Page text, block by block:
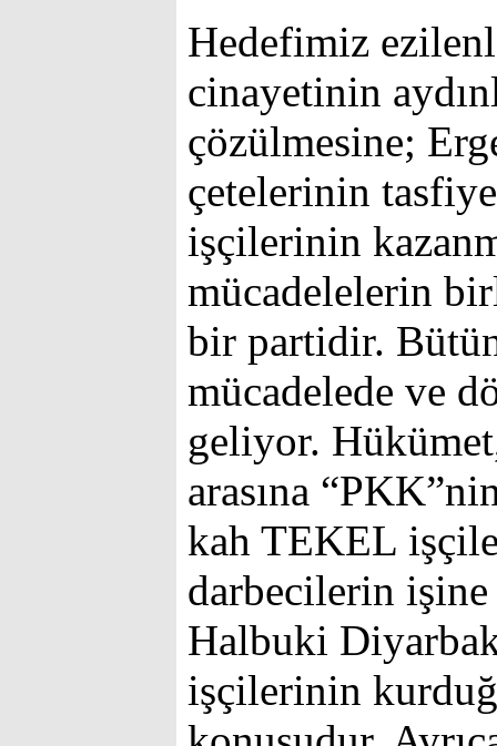
Hedefimiz
cinayetinin
çözülmesine;
çetelerinin
işçilerinin
mücadelelerin
bir partidir.
mücadelede ve
geliyor.
arasına
kah TEKEL
darbecilerin işine
Halbuki
işçilerinin